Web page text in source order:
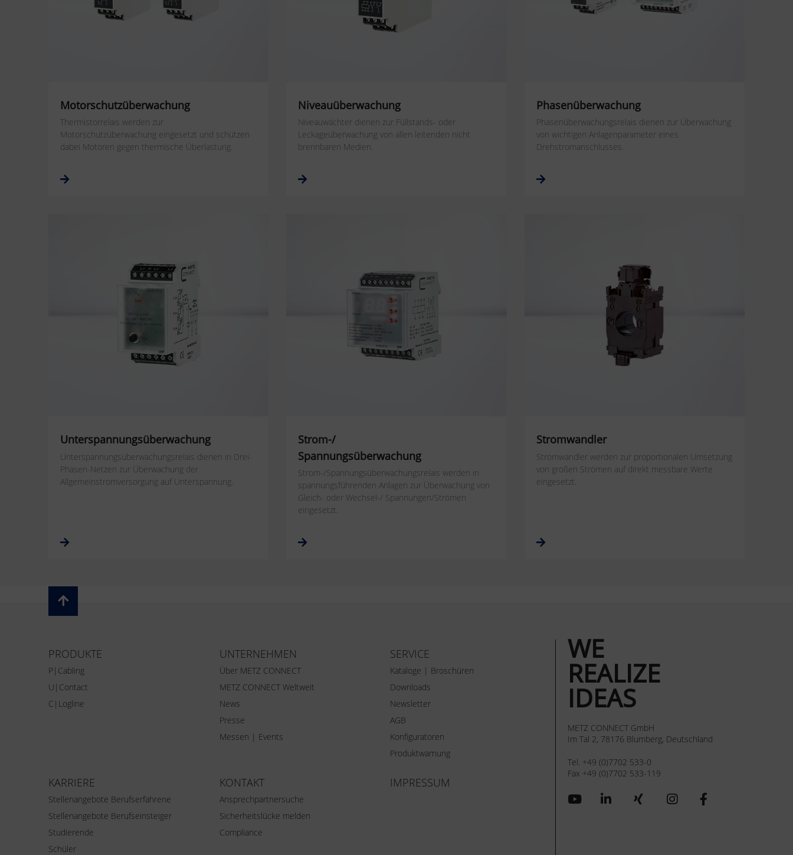
Motorschutzüberwachung
Thermistorrelais werden zur
Motorschutzüberwachung eingesetzt und schützen
dabei Motoren gegen thermische Überlastung.
Niveauüberwachung
Niveauwächter dienen zur Füllstands- oder
Leckageüberwachung von allen leitenden nicht
brennbaren Medien.
Phasenüberwachung
Phasenüberwachungsrelais dienen zur Überwachung
von wichtigen Anlagenparameter eines
Drehstromanschlusses.
Unterspannungsüberwachung
Unterspannungsüberwachungsrelais dienen in Drei-
Phasen-Netzen zur Überwachung der
Allgemeinstromversorgung auf Unterspannung.
Strom-/
Spannungsüberwachung
Strom-/Spannungsüberwachungsrelais werden in
spannungsführenden Anlagen zur Überwachung von
Gleich- oder Wechsel-/ Spannungen/Strömen
eingesetzt.
Stromwandler
Stromwandler werden zur proportionalen Umsetzung
von großen Strömen auf direkt messbare Werte
eingesetzt.
PRODUKTE
P|Cabling
U|Contact
C|Logline
UNTERNEHMEN
Über METZ CONNECT
METZ CONNECT Weltweit
News
Presse
Messen | Events
SERVICE
Kataloge | Broschüren
Downloads
Newsletter
AGB
Konfiguratoren
Produktwarnung
KARRIERE
Stellenangebote Berufserfahrene
Stellenangebote Berufseinsteiger
Studierende
Schüler
KONTAKT
Ansprechpartnersuche
Sicherheitslücke melden
Compliance
IMPRESSUM
WE
REALIZE
IDEAS
METZ CONNECT GmbH
Im Tal 2, 78176 Blumberg, Deutschland
Tel. +49 (0)7702 533-0
Fax +49 (0)7702 533-119